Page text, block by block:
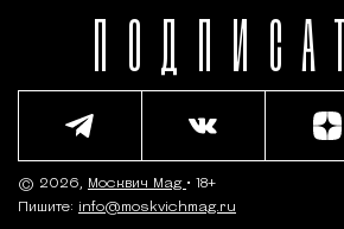
© 2026, Москвич Mag • 18+
Пишите: info@moskvichmag.ru